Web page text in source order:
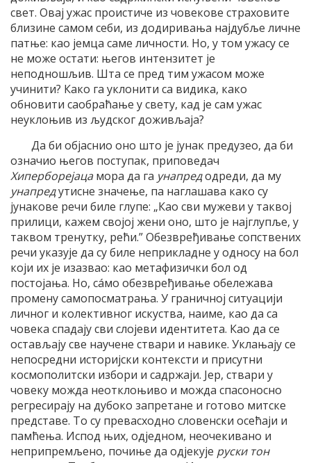
свет. Овај ужас проистиче из човекове страховите
близине самом себи, из додиривања најдубље личне
патње: као јемца саме личности. Но, у том ужасу се
не може остати: његов интензитет је
неподношљив. Шта се пред тим ужасом може
учинити? Како га уклонити са видика, како
обновити саобраћање у свету, кад је сам ужас
неуклоњив из људског доживљаја?
Да би објаснио оно што је јунак предузео, да би
означио његов поступак, приповедач
Хиперборејацамора да га унапредодреди, да му
унапредутисне значење, па наглашава како су
јунакове речи биле глупе: „Као сви мужеви у таквој
прилици, кажем својој жени оно, што је најглупље, у
таквом тренутку, рећи.” Обезвређивање сопствених
речи указује да су биле неприкладне у односу на бол
који их је изазвао: као метафизички бол од
постојања. Но, сáмо обезвређивање обележава
промену самопосматрања. У граничној ситуацији
личног и колективног искуства, наиме, као да са
човека спадају сви слојеви идентитета. Као да се
остављају све научене ствари и навике. Уклањају се
непосредни историјски контексти и присутни
космополитски избори и садржаји. Јер, ствари у
човеку можда неотклоњиво и можда спасоносно
регресирају на дубоко запретане и готово митске
представе. То су превасходно словенски осећаји и
памћења. Испод њих, одједном, неочекивано и
неприпремљено, почиње да одјекује руски тон